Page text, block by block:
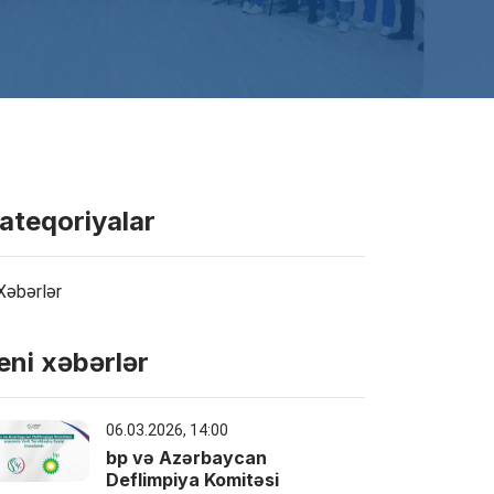
xəbərlər
06.03.2026, 14:00
bp və Azərbaycan
Deflimpiya Komitəsi